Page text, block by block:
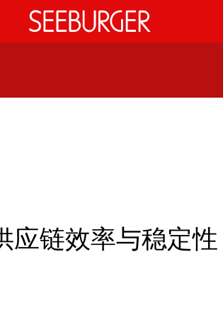
应链效率与稳定性